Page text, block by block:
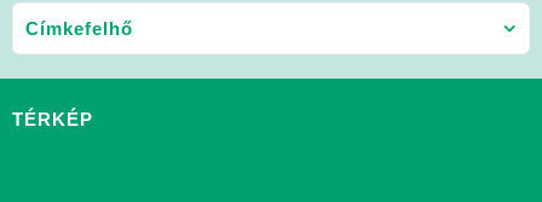
Címkefelhő
TÉRKÉP